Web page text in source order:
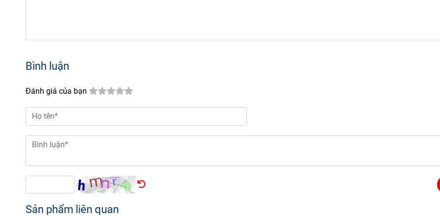
Bình luận
Đánh giá của bạn
Sản phẩm liên quan